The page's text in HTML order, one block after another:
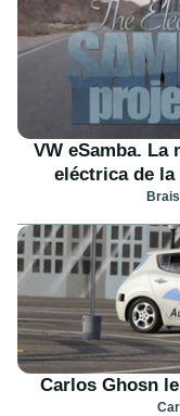
VW eSamba.
eléctrica de la
Carlos Ghosn